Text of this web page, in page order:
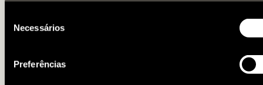
informação sobre cada cookie, visite a nossa
Política de
Necessários
Preferências